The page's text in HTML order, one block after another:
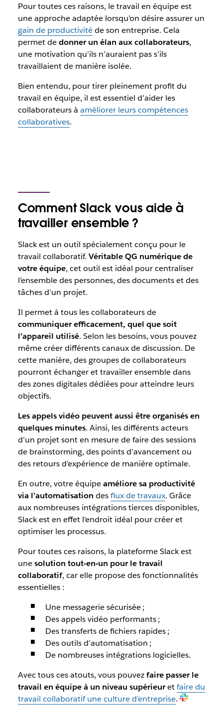
Pour toutes ces raisons, le travail en équipe est
une approche adaptée lorsqu’on désire assurer un
gain de productivitéde son entreprise. Cela
permet dedonner un élan aux collaborateurs,
une motivation qu’ils n’auraient pas s’ils
travaillaient de manière isolée.
Bien entendu, pour tirer pleinement profit du
travail en équipe, il est essentiel d’aider les
collaborateurs à améliorer leurs compétences
collaboratives.
Comment Slack vous aide à
travailler ensemble ?
Slack est un outil spécialement conçu pour le
travail collaboratif. Véritable QG numérique de
votre équipe, cet outil est idéal pour centraliser
l’ensemble des personnes, des documents et des
tâches d’un projet.
Il permet à tous les collaborateurs de
communiquer efficacement, quel que soit
l’appareil utilisé. Selon les besoins, vous pouvez
même créer différents canaux de discussion. De
cette manière, des groupes de collaborateurs
pourront échanger et travailler ensemble dans
des zones digitales dédiées pour atteindre leurs
objectifs.
Les appels vidéo peuvent aussi être organisés en
quelques minutes. Ainsi, les différents acteurs
d’un projet sont en mesure de faire des sessions
de brainstorming, des points d’avancement ou
des retours d’expérience de manière optimale.
En outre, votre équipeaméliore sa productivité
via l’automatisation desflux de travaux. Grâce
aux nombreuses intégrations tierces disponibles,
Slack est en effet l’endroit idéal pour créer et
optimiser les processus.
Pour toutes ces raisons, la plateforme Slack est
unesolution tout-en-un pour le travail
collaboratif, car elle propose des fonctionnalités
essentielles :
Une messagerie sécurisée ;
Des appels vidéo performants ;
Des transferts de fichiers rapides ;
Des outils d’automatisation ;
De nombreuses intégrations logicielles.
Avec tous ces atouts, vous pouvezfaire passer le
travail en équipe à un niveau supérieuretfaire du
travail collaboratif une culture d’entreprise.